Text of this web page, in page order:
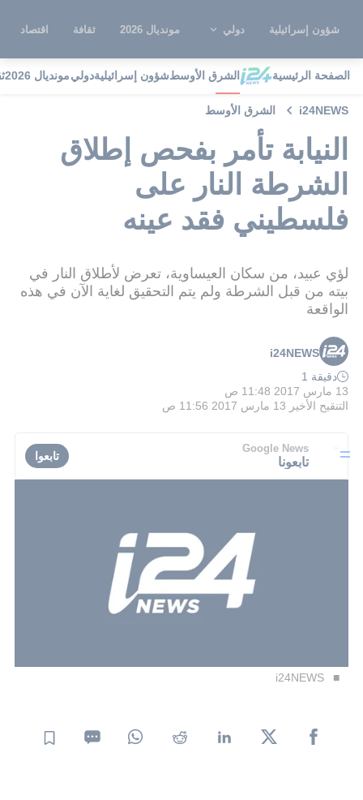
شؤون إسرائيلية دولي مونديال 2026 ثقافة اقتصاد
الصفحة الرئيسية الشرق الأوسطشؤون إسرائيليةدوليمونديال 2026
i24NEWS الشرق الأوسط
النيابة تأمر بفحص إطلاق
الشرطة النار على
فلسطيني فقد عينه
لؤي عبيد، من سكان العيساوية، تعرض لأطلاق النار في
بيته من قبل الشرطة ولم يتم التحقيق لغاية الآن في هذه
الواقعة
i24NEWS
دقيقة 1
13 مارس 2017 11:48 ص
التنقيح الأخير 13 مارس 2017 11:56 ص
Google News
تابعونا تابعوا
i24NEWS